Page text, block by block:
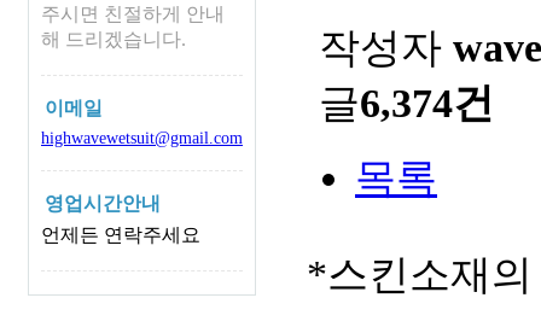
주시면 친절하게 안내
해 드리겠습니다.
이메일
highwavewetsuit@gmail.com
영업시간안내
언제든 연락주세요
작성자 wave
글6,374건
목록
*스킨소재